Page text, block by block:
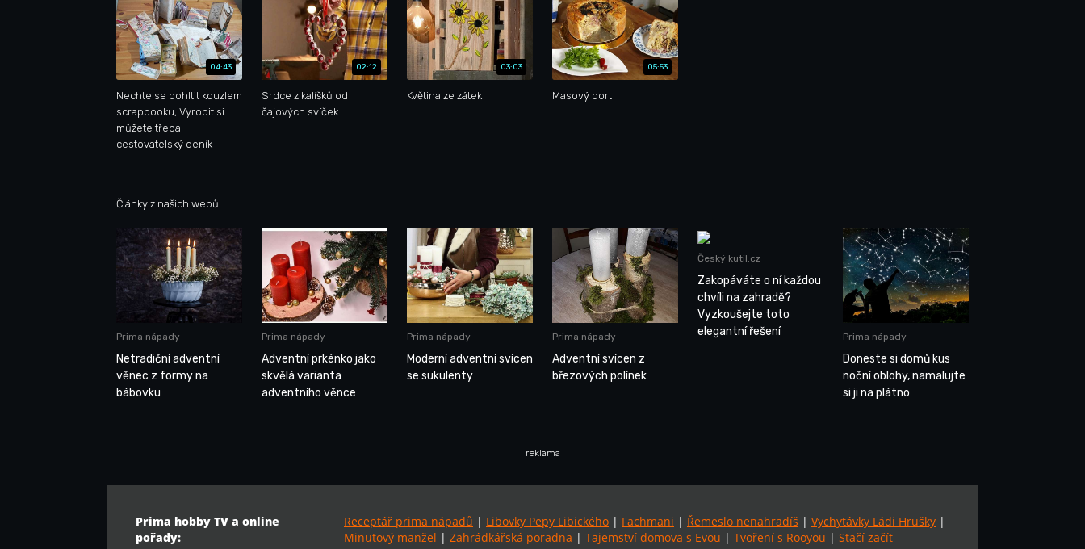
04:43
Nechte se pohltit kouzlem
scrapbooku, Vyrobit si
můžete třeba
cestovatelský deník
02:12
Srdce z kalíšků od
čajových svíček
03:03
Květina ze zátek
05:53
Masový dort
Články z našich webů
Prima nápady
Netradiční adventní
věnec z formy na
bábovku
Prima nápady
Adventní prkénko jako
skvělá varianta
adventního věnce
Prima nápady
Moderní adventní svícen
se sukulenty
Prima nápady
Adventní svícen z
březových polínek
Český kutil.cz
Zakopáváte o ní každou
chvíli na zahradě?
Vyzkoušejte toto
elegantní řešení
Prima nápady
Doneste si domů kus
noční oblohy, namalujte
si ji na plátno
reklama
Prima hobby TV a online
pořady:
Receptář prima nápadů | Libovky Pepy Libického | Fachmani | Řemeslo nenahradíš | Vychytávky Ládi Hrušky |
Minutový manžel | Zahrádkářská poradna | Tajemství domova s Evou | Tvoření s Rooyou | Stačí začít